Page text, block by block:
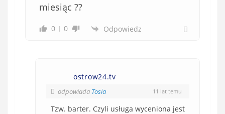
miesiąc ??
0 0 Odpowiedz
ostrow24.tv
odpowiada Tosia 11 lat temu
Tzw. barter. Czyli usługa wyceniona jest